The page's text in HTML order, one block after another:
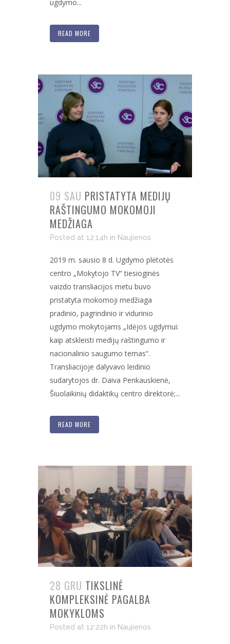
ugdymo...
READ MORE
09 SAU PRISTATYTA MEDIJŲ
RAŠTINGUMO MOKOMOJI
MEDŽIAGA
Posted at 12:14h in Naujienos
2019 m. sausio 8 d. Ugdymo plėtotės
centro „Mokytojo TV“ tiesioginės
vaizdo transliacijos metu buvo
pristatyta mokomoji medžiaga
pradinio, pagrindinio ir vidurinio
ugdymo mokytojams „Idėjos ugdymui:
kaip atskleisti medijų raštingumo ir
nacionalinio saugumo temas“.
Transliacijoje dalyvavo leidinio
sudarytojos dr. Daiva Penkauskienė,
Šiuolaikinių didaktikų centro direktorė;...
READ MORE
28 GRU TIKSLINĖ
KOMPLEKSINĖ PAGALBA
MOKYKLOMS
Posted at 12:22h in Naujienos